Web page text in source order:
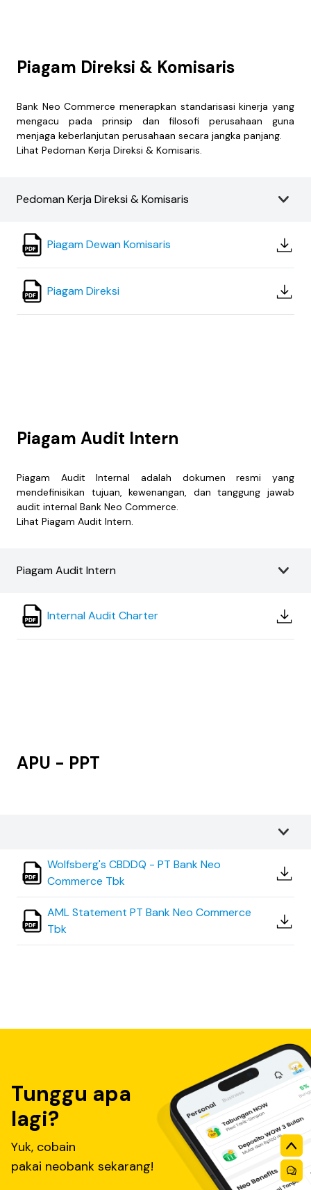
Piagam Direksi & Komisaris
Bank Neo Commerce menerapkan standarisasi kinerja yang
mengacu pada prinsip dan filosofi perusahaan guna
menjaga keberlanjutan perusahaan secara jangka panjang.
Lihat Pedoman Kerja Direksi & Komisaris.
Pedoman Kerja Direksi & Komisaris
Piagam Dewan Komisaris
Piagam Direksi
Piagam Audit Intern
Piagam Audit Internal adalah dokumen resmi yang
mendefinisikan tujuan, kewenangan, dan tanggung jawab
audit internal Bank Neo Commerce.
Lihat Piagam Audit Intern.
Piagam Audit Intern
Internal Audit Charter
APU - PPT
Wolfsberg's CBDDQ - PT Bank Neo
Commerce Tbk
AML Statement PT Bank Neo Commerce
Tbk
Tunggu apa
lagi?
Yuk, cobain
pakai neobank sekarang!